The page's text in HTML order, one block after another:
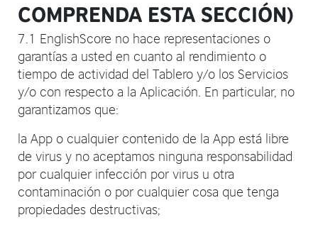
COMPRENDA ESTA SECCIÓN)
7.1 EnglishScore no hace representaciones o
garantías a usted en cuanto al rendimiento o
tiempo de actividad del Tablero y/o los Servicios
y/o con respecto a la Aplicación. En particular, no
garantizamos que:
la App o cualquier contenido de la App está libre
de virus y no aceptamos ninguna responsabilidad
por cualquier infección por virus u otra
contaminación o por cualquier cosa que tenga
propiedades destructivas;